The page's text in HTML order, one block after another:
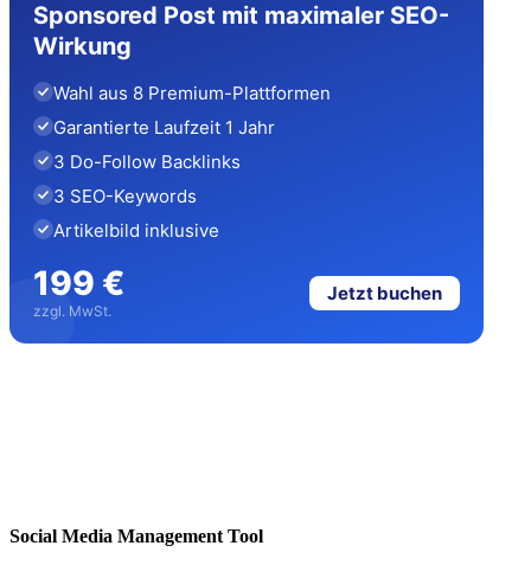
Sponsored Post mit maximaler SEO-
Wirkung
Wahl aus 8 Premium-Plattformen
Garantierte Laufzeit 1 Jahr
3 Do-Follow Backlinks
3 SEO-Keywords
Artikelbild inklusive
199 €
zzgl. MwSt.
Jetzt buchen
Social Media Management Tool